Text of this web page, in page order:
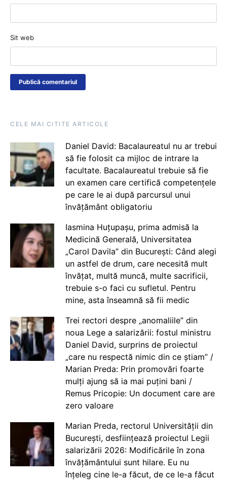
Sit web
CELE MAI CITITE ARTICOLE
Daniel David: Bacalaureatul nu ar trebui
să fie folosit ca mijloc de intrare la
facultate. Bacalaureatul trebuie să fie
un examen care certifică competențele
pe care le ai după parcursul unui
învățământ obligatoriu
Iasmina Huțupașu, prima admisă la
Medicină Generală, Universitatea
„Carol Davila” din București: Când alegi
un astfel de drum, care necesită mult
învățat, multă muncă, multe sacrificii,
trebuie s-o faci cu sufletul. Pentru
mine, asta înseamnă să fii medic
Trei rectori despre „anomaliile” din
noua Lege a salarizării: fostul ministru
Daniel David, surprins de proiectul
„care nu respectă nimic din ce știam” /
Marian Preda: Prin promovări foarte
mulți ajung să ia mai puțini bani /
Remus Pricopie: Un document care are
zero valoare
Marian Preda, rectorul Universității din
București, desființează proiectul Legii
salarizării 2026: Modificările în zona
învățământului sunt hilare. Eu nu
înțeleg cine le-a făcut, de ce le-a făcut